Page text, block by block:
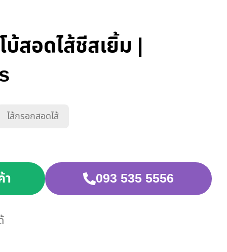
สอดไส้ชีสเยิ้ม |
ไส้กรอกสอดไส้
093 535 5556